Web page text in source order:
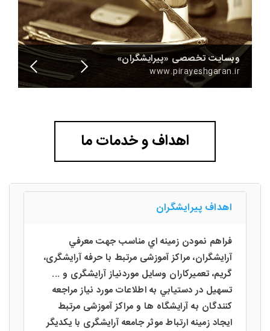
وبسایت تخصصی «پیرایشگران»
www.pirayeshgaran.ir
>
اهداف و خدمات ما
اهداف پیرایشگران
فراهم نمودن زمينه اي مناسب جهت معرفي
آرایشگران، مراکز آموزشی مرتبط با حرفه آرایشگری،
گریم، تعمیرکاران وسایل موردنیاز آرایشگری و ...
تسهيل در دستيابي به اطلاعات مورد نياز مراجعه
كنندگان به آرایشگاه ها و مراکز آموزشی مرتبط
ايجاد زمينه ارتباط موثر جامعه آرایشگری با یکدیگر